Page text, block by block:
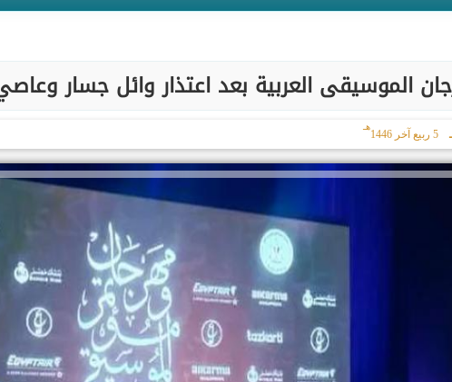
الموسيقى العربية بعد اعتذار وائل جسار
5 ربيع آخر 1446
هـ